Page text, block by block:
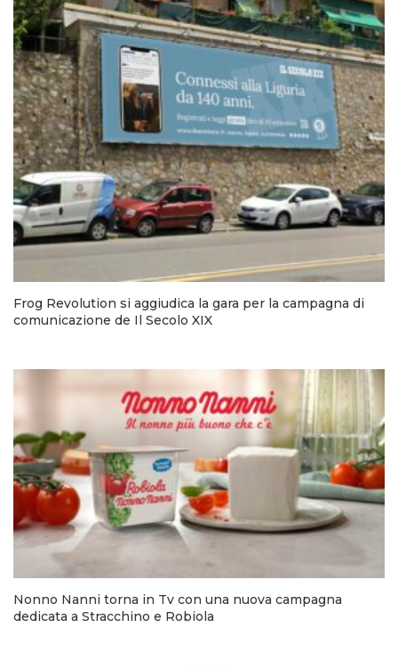
Frog Revolution si aggiudica la gara per la campagna di
comunicazione de Il Secolo XIX
Nonno Nanni torna in Tv con una nuova campagna
dedicata a Stracchino e Robiola